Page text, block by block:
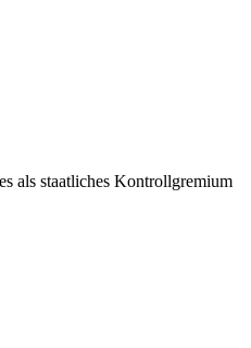
als staatliches Kontrollgremium